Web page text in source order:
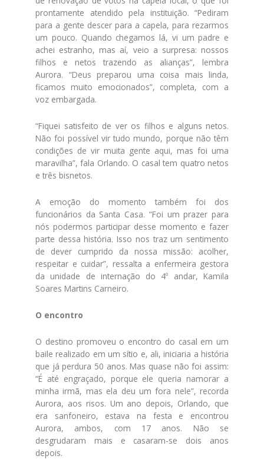
prontamente atendido pela instituição. “Pediram
para a gente descer para a capela, para rezarmos
um pouco. Quando chegamos lá, vi um padre e
achei estranho, mas aí, veio a surpresa: nossos
filhos e netos trazendo as alianças”, lembra
Aurora. “Deus preparou uma coisa mais linda,
ficamos muito emocionados”, completa, com a
voz embargada.
“Fiquei satisfeito de ver os filhos e alguns netos.
Não foi possível vir tudo mundo, porque não têm
condições de vir muita gente aqui, mas foi uma
maravilha”, fala Orlando. O casal tem quatro netos
e três bisnetos.
A emoção do momento também foi dos
funcionários da Santa Casa. “Foi um prazer para
nós podermos participar desse momento e fazer
parte dessa história. Isso nos traz um sentimento
de dever cumprido da nossa missão: acolher,
respeitar e cuidar”, ressalta a enfermeira gestora
da unidade de internação do 4º andar, Kamila
Soares Martins Carneiro.
O encontro
O destino promoveu o encontro do casal em um
baile realizado em um sítio e, ali, iniciaria a história
que já perdura 50 anos. Mas quase não foi assim:
“É até engraçado, porque ele queria namorar a
minha irmã, mas ela deu um fora nele”, recorda
Aurora, aos risos. Um ano depois, Orlando, que
era sanfoneiro, estava na festa e encontrou
Aurora, ambos, com 17 anos. Não se
desgrudaram mais e casaram-se dois anos
depois.